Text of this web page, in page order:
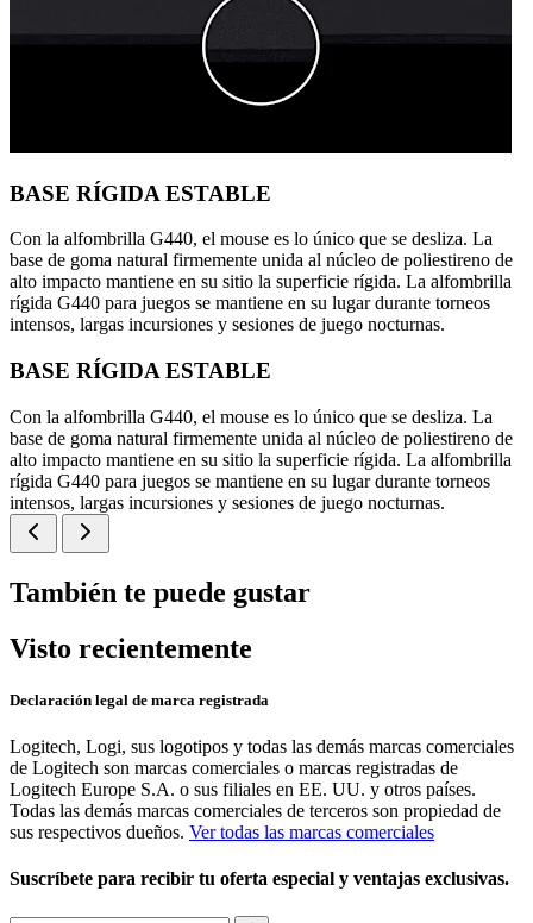
BASE RÍGIDA ESTABLE
Con la alfombrilla G440, el mouse es lo único que se desliza. La
base de goma natural firmemente unida al núcleo de poliestireno de
alto impacto mantiene en su sitio la superficie rígida. La alfombrilla
rígida G440 para juegos se mantiene en su lugar durante torneos
intensos, largas incursiones y sesiones de juego nocturnas.
BASE RÍGIDA ESTABLE
Con la alfombrilla G440, el mouse es lo único que se desliza. La
base de goma natural firmemente unida al núcleo de poliestireno de
alto impacto mantiene en su sitio la superficie rígida. La alfombrilla
rígida G440 para juegos se mantiene en su lugar durante torneos
intensos, largas incursiones y sesiones de juego nocturnas.
También te puede gustar
Visto recientemente
Declaración legal de marca registrada
Logitech, Logi, sus logotipos y todas las demás marcas comerciales
de Logitech son marcas comerciales o marcas registradas de
Logitech Europe S.A. o sus filiales en EE. UU. y otros países.
Todas las demás marcas comerciales de terceros son propiedad de
sus respectivos dueños. Ver todas las marcas comerciales
Suscríbete para recibir tu oferta especial y ventajas exclusivas.